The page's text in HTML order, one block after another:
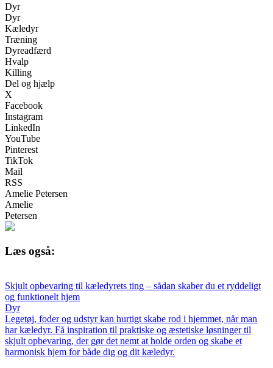
Dyr
Dyr
Kæledyr
Træning
Dyreadfærd
Hvalp
Killing
Del og hjælp
X
Facebook
Instagram
LinkedIn
YouTube
Pinterest
TikTok
Mail
RSS
Amelie Petersen
Amelie
Petersen
Læs også:
Skjult opbevaring til kæledyrets ting – sådan skaber du et ryddeligt
og funktionelt hjem
Dyr
Legetøj, foder og udstyr kan hurtigt skabe rod i hjemmet, når man
har kæledyr. Få inspiration til praktiske og æstetiske løsninger til
skjult opbevaring, der gør det nemt at holde orden og skabe et
harmonisk hjem for både dig og dit kæledyr.